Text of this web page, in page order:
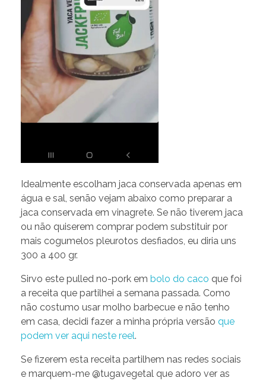
Idealmente escolham jaca conservada apenas em
água e sal, senão vejam abaixo como preparar a
jaca conservada em vinagrete. Se não tiverem jaca
ou não quiserem comprar podem substituir por
mais cogumelos pleurotos desfiados, eu diria uns
300 a 400 gr.
Sirvo este pulled no-pork em bolo do caco que foi
a receita que partilhei a semana passada. Como
não costumo usar molho barbecue e não tenho
em casa, decidi fazer a minha própria versão que
podem ver aqui neste reel.
Se fizerem esta receita partilhem nas redes sociais
e marquem-me @tugavegetal que adoro ver as